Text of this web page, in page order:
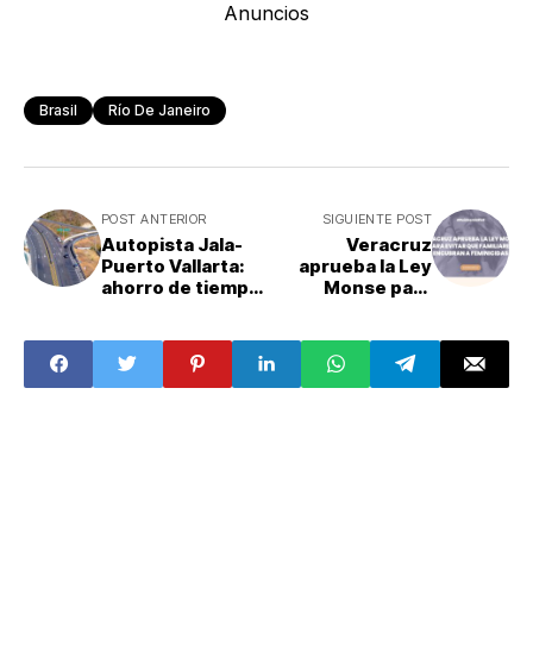
Anuncios
Brasil Río De Janeiro
POST ANTERIOR
Autopista Jala-
Puerto Vallarta:
ahorro de tiempo
SIGUIENTE POST
Veracruz
aprueba la Ley
Monse para
encubran a
feminicidas